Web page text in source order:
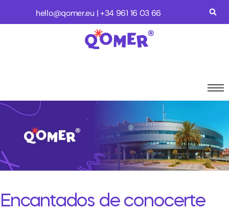
hello@qomer.eu | +34 961 16 03 66
Encantados de conocerte